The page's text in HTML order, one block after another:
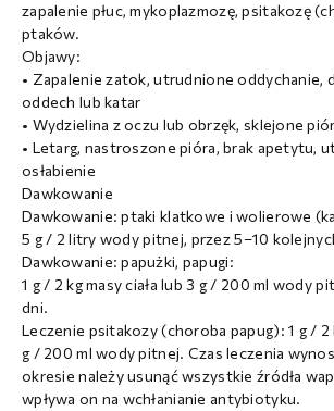
zapalenie płuc, mykoplazmozę, psitakozę
ptaków.
Objawy:
• Zapalenie zatok, utrudnione oddychanie,
oddech lub katar
• Wydzielina z oczu lub obrzęk, sklejone
• Letarg, nastroszone pióra, brak apetytu,
osłabienie
Dawkowanie
Dawkowanie: ptaki klatkowe i wolierowe
5 g / 2 litry wody pitnej, przez 5–10
Dawkowanie: papużki, papugi:
1 g / 2 kg masy ciała lub 3 g / 200 ml wody
dni.
Leczenie psitakozy (choroba papug): 1 g / 2
g / 200 ml wody pitnej. Czas leczenia
okresie należy usunąć wszystkie źródła
wpływa on na wchłanianie antybiotyku.